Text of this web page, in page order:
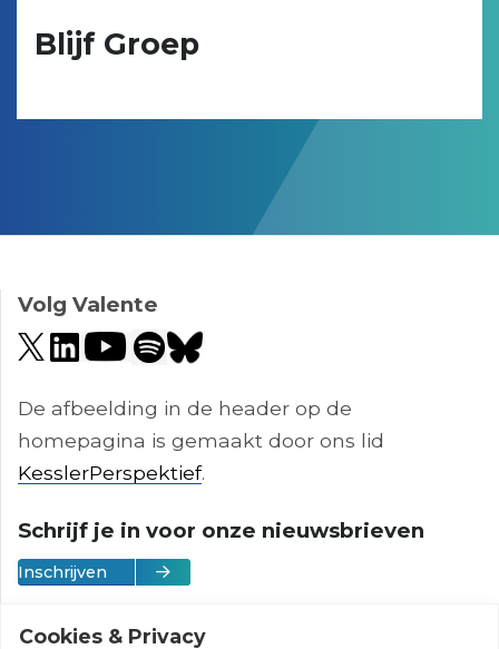
Blijf Groep
Volg Valente
De afbeelding in de header op de
homepagina is gemaakt door ons lid
KesslerPerspektief.
Schrijf je in voor onze nieuwsbrieven
Inschrijven
Cookies & Privacy